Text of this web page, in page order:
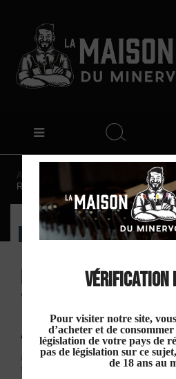
Vérification
Pour visiter notre site,
d’acheter et de
législation de votre pays de
pas de législation sur ce
de 18 ans au
Accueil
Clos Centeilles "C de
Rouge 2011
EXCLU WEB
Clos Centeilles
"C de Centeilles"
AOP Minervois
33,00 € En stock